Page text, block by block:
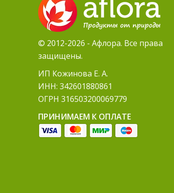
© 2012-2026 - Афлора. Все права
защищены.
ИП Кожинова Е. А.
ИНН: 342601880861
ОГРН 316503200069779
ПРИНИМАЕМ К ОПЛАТЕ